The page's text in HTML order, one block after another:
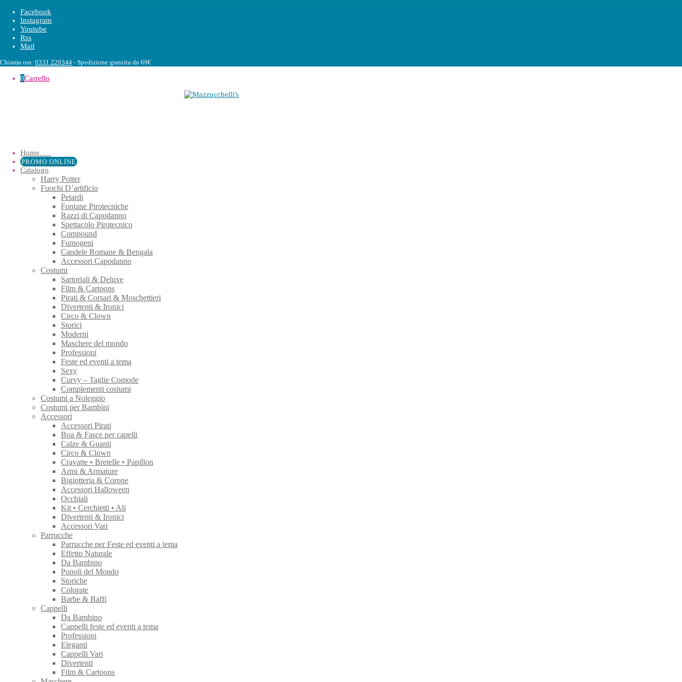
Facebook
Instagram
Youtube
Rss
Mail
Chiama ora: 0331 220344 - Spedizione gratuita da 69€
0Carrello
Home…..
PROMO ONLINE
Catalogo
Harry Potter
Fuochi D’artificio
Petardi
Fontane Pirotecniche
Razzi di Capodanno
Spettacolo Pirotecnico
Compound
Fumogeni
Candele Romane & Bengala
Accessori Capodanno
Costumi
Sartoriali & Deluxe
Film & Cartoons
Pirati & Corsari & Moschettieri
Divertenti & Ironici
Circo & Clown
Storici
Moderni
Maschere del mondo
Professioni
Feste ed eventi a tema
Sexy
Curvy – Taglie Comode
Complementi costumi
Costumi a Noleggio
Costumi per Bambini
Accessori
Accessori Pirati
Boa & Fasce per capelli
Calze & Guanti
Circo & Clown
Cravatte • Bretelle • Papillon
Armi & Armature
Bigiotteria & Corone
Accessori Halloween
Occhiali
Kit • Cerchietti • Ali
Divertenti & Ironici
Accessori Vari
Parrucche
Parrucche per Feste ed eventi a tema
Effetto Naturale
Da Bambino
Popoli del Mondo
Storiche
Colorate
Barbe & Baffi
Cappelli
Da Bambino
Cappelli feste ed eventi a tema
Professioni
Eleganti
Cappelli Vari
Divertenti
Film & Cartoons